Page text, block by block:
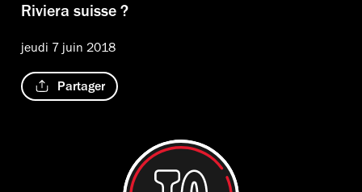
Riviera suisse ?
jeudi 7 juin 2018
Partager